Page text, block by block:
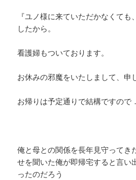
『ユノ様に来ていただかなくても
したから。
看護婦もついております。
お休みの邪魔をいたしまして、申
お帰りは予定通りで結構ですので
俺と母との関係を長年見守ってき
せを聞いた俺が即帰宅すると言い
ったのだろう